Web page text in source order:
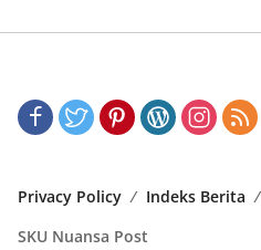
Privacy Policy Indeks Berita
SKU Nuansa Post